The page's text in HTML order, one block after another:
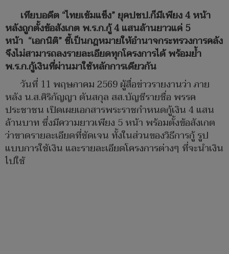
เทียบอดีต “ไทยเข้มแข็ง” ยุคปชป.ก็มีเพียง 4 หน้า
หลังถูกตั้งข้อสังเกต พ.ร.ก.กู้ 4 แสนล้านยาวแค่ 5
หน้า “เอกนิติ” ชี้เป็นกฎหมายให้อำนาจกระทรวงการคลัง
จึงไม่สามารถลงรายละเอียดทุกโครงการได้ พร้อมย้ำ
พ.ร.ก.กู้เงินที่ผ่านมาใช้หลักการเดียวกัน
วันที่ 11 พฤษภาคม 2569 ผู้สื่อข่าวรายงานว่า ภาย
หลัง น.ส.ศิริกัญญา ตันสกุล สส.บัญชีรายชื่อ พรรค
ประชาชน เปิดเผยเอกสารพระราชกำหนดกู้เงิน 4 แสน
ล้านบาท ซึ่งมีความยาวเพียง 5 หน้า พร้อมตั้งข้อสังเกต
ว่าขาดรายละเอียดที่ชัดเจน ทั้งในส่วนของวิธีการกู้ รูป
แบบการใช้เงิน และรายละเอียดโครงการต่างๆ ที่จะนำเงิน
ไปใช้